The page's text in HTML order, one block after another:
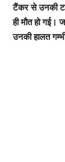
टैंकर से उनकी
ही मौत हो गई।
उनकी हालत